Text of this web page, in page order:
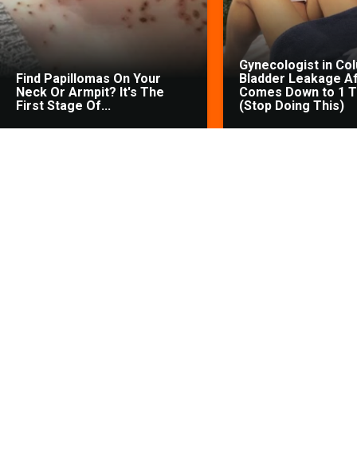
Find Papillomas On Your
Neck Or Armpit? It's The
First Stage Of...
Gynecologist in
Bladder Leakage
Comes Down to 1
(Stop Doing This)